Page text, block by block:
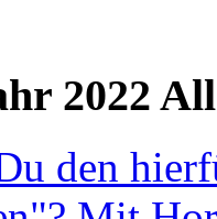
2022
den